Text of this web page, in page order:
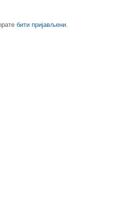
бити пријављени.